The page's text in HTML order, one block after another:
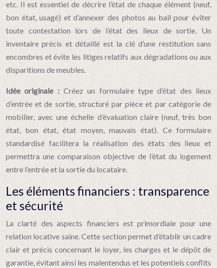
etc. Il est essentiel de décrire l’état de chaque élément (neuf,
bon état, usagé) et d’annexer des photos au bail pour éviter
toute contestation lors de l’état des lieux de sortie. Un
inventaire précis et détaillé est la clé d’une restitution sans
encombres et évite les litiges relatifs aux dégradations ou aux
disparitions de meubles.
Idée originale : Créez un formulaire type d’état des lieux
d’entrée et de sortie, structuré par pièce et par catégorie de
mobilier, avec une échelle d’évaluation claire (neuf, très bon
état, bon état, état moyen, mauvais état). Ce formulaire
standardisé facilitera la réalisation des états des lieux et
permettra une comparaison objective de l’état du logement
entre l’entrée et la sortie du locataire.
Les éléments financiers : transparence
et sécurité
La clarté des aspects financiers est primordiale pour une
relation locative saine. Cette section permet d’établir un cadre
clair et précis concernant le loyer, les charges et le dépôt de
garantie, évitant ainsi les malentendus et les potentiels conflits